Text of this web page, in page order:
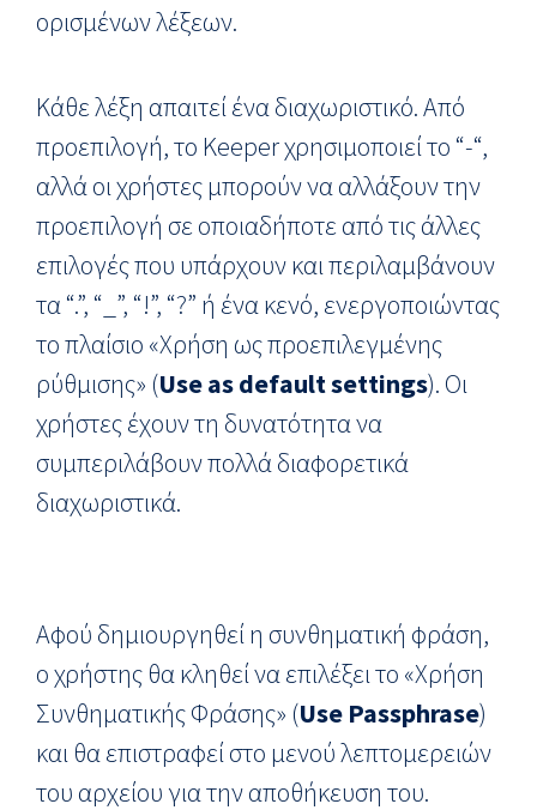
ορισμένων λέξεων.
Κάθε λέξη απαιτεί ένα διαχωριστικό. Από
προεπιλογή, το Keeper χρησιμοποιεί το “-“,
αλλά οι χρήστες μπορούν να αλλάξουν την
προεπιλογή σε οποιαδήποτε από τις άλλες
επιλογές που υπάρχουν και περιλαμβάνουν
τα “.”, “_”, “!”, “?” ή ένα κενό, ενεργοποιώντας
το πλαίσιο «Χρήση ως προεπιλεγμένης
ρύθμισης» (Use as default settings). Οι
χρήστες έχουν τη δυνατότητα να
συμπεριλάβουν πολλά διαφορετικά
διαχωριστικά.
Αφού δημιουργηθεί η συνθηματική φράση,
ο χρήστης θα κληθεί να επιλέξει το «Χρήση
Συνθηματικής Φράσης» (Use Passphrase)
και θα επιστραφεί στο μενού λεπτομερειών
του αρχείου για την αποθήκευση του.